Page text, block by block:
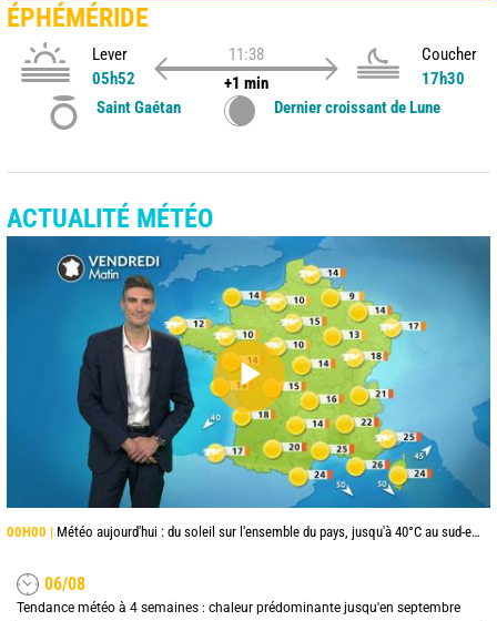
ÉPHÉMÉRIDE
Lever
05h52
11:38
+1 min
Coucher
17h30
Saint Gaétan
Dernier croissant de Lune
ACTUALITÉ MÉTÉO
00H00 | Météo aujourd'hui : du soleil sur l'ensemble du pays, jusqu'à 40°C au sud-est
06/08
Tendance météo à 4 semaines : chaleur prédominante jusqu'en septembre